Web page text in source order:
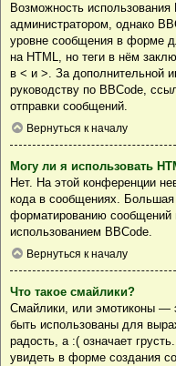
Возможность
администратором, однако
уровне сообщения в форме
на HTML, но теги в нём
в < и >. За дополнительной
руководству по BBCode,
отправки сообщений.
Вернуться к началу
Могу ли я использовать
Нет. На этой конференции
кода в сообщениях. Большая
форматированию сообщений
использованием BBCode.
Вернуться к началу
Что такое смайлики?
Смайлики, или эмотиконы —
быть использованы для
радость, а :( означает
увидеть в форме создания